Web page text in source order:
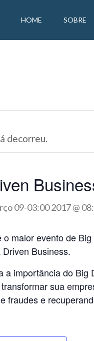
HOME SOBRE
decorreu.
09-03:00 2017 @
o maior evento de
Business.
a importância do
sua
fraudes e